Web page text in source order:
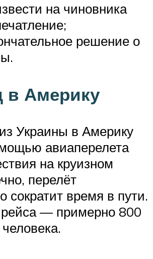
на чиновника
решение о
в Америку
Украины в Америку
авиаперелета
на круизном
перелёт
сократит время в пути.
— примерно 800